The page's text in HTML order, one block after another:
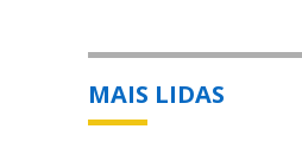
MAIS LIDAS